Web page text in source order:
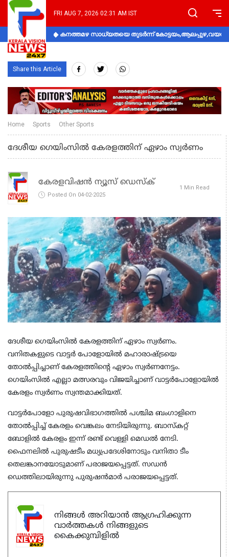
FRI AUG 7, 2026 02:31 AM IST
കനത്തമഴ സാധ്യതയെ തുടർന്ന്
Share this Article
Home Sports Other Sports
ദേശീയ ഗെയിംസില്‍ കേരളത്തിന് ഏഴാം സ്വര്‍ണം
കേരളവിഷൻ ന്യൂസ് ഡെസ്‌ക്
Posted On 04-02-2025
1 Min Read
ദേശീയ ഗെയിംസില്‍ കേരളത്തിന് ഏഴാം സ്വര്‍ണം.
വനിതകളുടെ വാട്ടര്‍ പോളോയില്‍ മഹാരാഷ്ട്രയെ
തോല്‍പ്പിച്ചാണ് കേരളത്തിന്റെ ഏഴാം സ്വര്‍ണനേട്ടം.
ഗെയിംസില്‍ എല്ലാ മത്സരവും വിജയിച്ചാണ് വാട്ടര്‍പോളോയില്‍
കേരളം സ്വര്‍ണം സ്വന്തമാക്കിയത്.
വാട്ടര്‍പോളോ പുരുഷവിഭാഗത്തില്‍ പശ്ചിമ ബംഗാളിനെ
തോല്‍പ്പിച്ച് കേരളം വെങ്കലം നേടിയിരുന്നു. ബാസ്‌കറ്റ്
ബോളില്‍ കേരളം ഇന്ന് രണ്ട് വെള്ളി മെഡല്‍ നേടി.
ഫൈനലില്‍ പുരുഷടീം മധ്യപ്രദേശിനോടും വനിതാ ടീം
തെലങ്കാനയോടുമാണ് പരാജയപ്പെട്ടത്. സഡന്‍
ഡെത്തിലായിരുന്നു പുരുഷന്‍മാര്‍ പരാജയപ്പെട്ടത്.
നിങ്ങൾ അറിയാൻ ആഗ്രഹിക്കുന്ന
വാർത്തകൾ നിങ്ങളുടെ
കൈക്കുമ്പിളിൽ